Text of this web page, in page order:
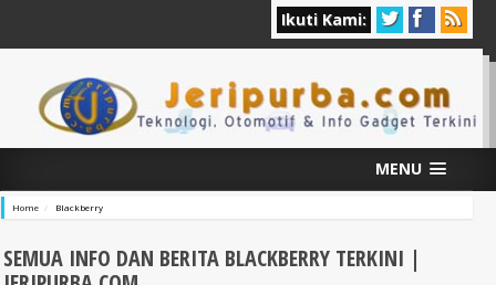
Ikuti Kami:
MENU
Home Blackberry
SEMUA INFO DAN BERITA BLACKBERRY TERKINI |